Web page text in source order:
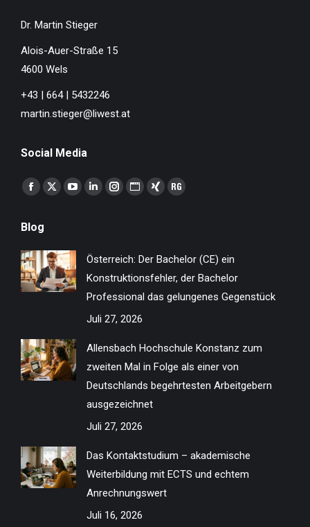
Dr. Martin Stieger
Alois-Auer-Straße 15
4600 Wels
+43 | 664 | 5432246
martin.stieger@liwest.at
Social Media
Finden Sie uns auf:
Facebook
opens
in
new
window
X
in
new
window
YouTube
in
new
window
Linkedin
new
window
Instagram
new
window
Website
new
window
XING
new
window
ResearchGate
new
window
Blog
Österreich: Der Bachelor (CE) ein
Konstruktionsfehler, der Bachelor
Professional das gelungenes Gegenstück
Juli 27, 2026
Allensbach Hochschule Konstanz zum
zweiten Mal in Folge als einer von
Deutschlands begehrtesten Arbeitgebern
ausgezeichnet
Juli 27, 2026
Das Kontaktstudium – akademische
Weiterbildung mit ECTS und echtem
Anrechnungswert
Juli 16, 2026